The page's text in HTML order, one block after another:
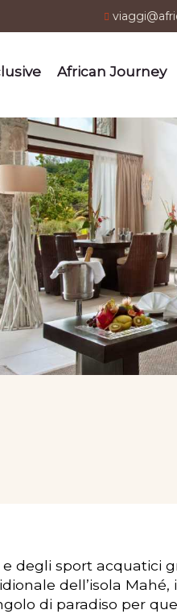
African Journey
degli sport acquatici
dell’isola Mahé,
di paradiso per